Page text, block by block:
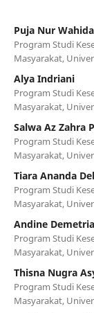
Puja Nur
Program Studi
Masyarakat,
Alya Indriani
Program Studi
Masyarakat,
Salwa Az Zahra
Program Studi
Masyarakat,
⁠Tiara Ananda
Program Studi
Masyarakat,
Andine
Program Studi
Masyarakat,
Thisna Nugra
Program Studi
Masyarakat,